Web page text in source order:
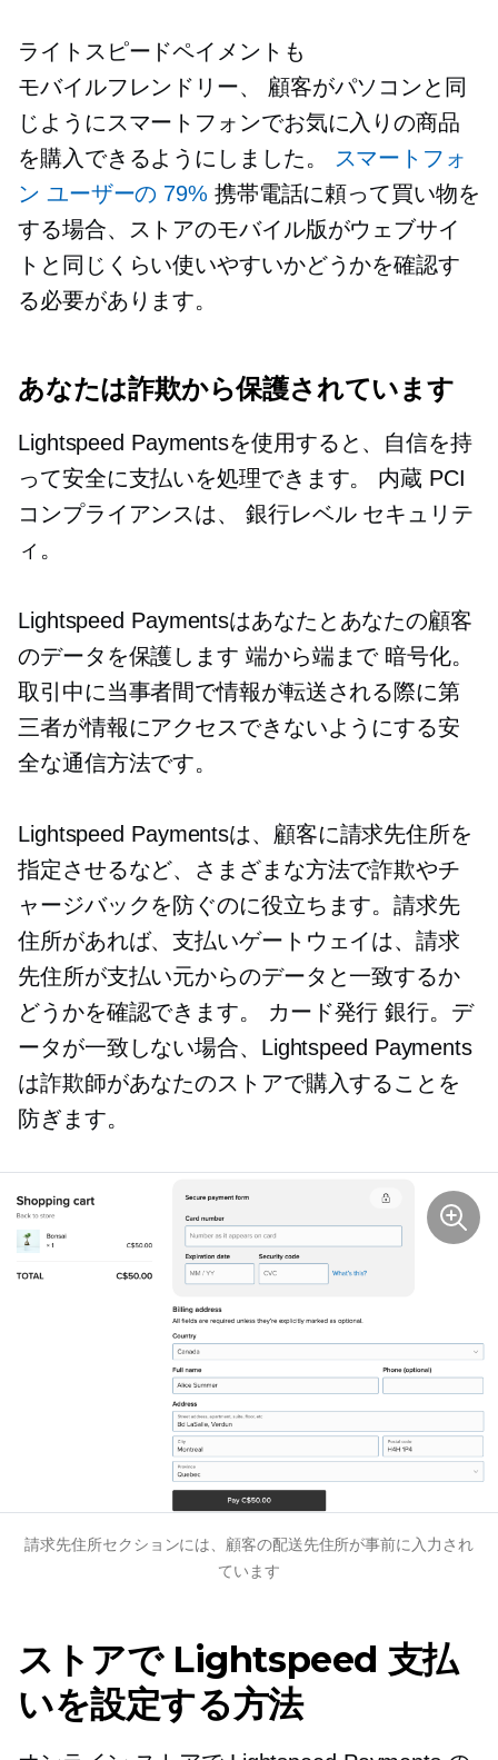
ライトスピードペイメントも
モバイルフレンドリー、
顧客がパソコンと同
じようにスマートフォンでお気に入りの商品
を購入できるようにしました。
スマートフォ
ン ユーザーの 79% 携帯電話に頼って買い物を
する場合、ストアのモバイル版がウェブサイ
トと同じくらい使いやすいかどうかを確認す
る必要があります。
あなたは詐欺から保護されています
Lightspeed Paymentsを使用すると、自信を持
って安全に支払いを処理できます。 内蔵 PCI
コンプライアンスは、 銀行レベルセキュリテ
ィ。
Lightspeed Paymentsはあなたとあなたの顧客
のデータを保護します 端から端まで暗号化。
取引中に当事者間で情報が転送される際に第
三者が情報にアクセスできないようにする安
全な通信方法です。
Lightspeed Paymentsは、顧客に請求先住所を
指定させるなど、さまざまな方法で詐欺やチ
ャージバックを防ぐのに役立ちます。請求先
住所があれば、支払いゲートウェイは、請求
先住所が支払い元からのデータと一致するか
どうかを確認できます。 カード発行 銀行。デ
ータが一致しない場合、Lightspeed Payments
は詐欺師があなたのストアで購入することを
防ぎます。
請求先住所セクションには、顧客の配送先住所が事前に入力され
ています
ストアで Lightspeed 支払
いを設定する方法